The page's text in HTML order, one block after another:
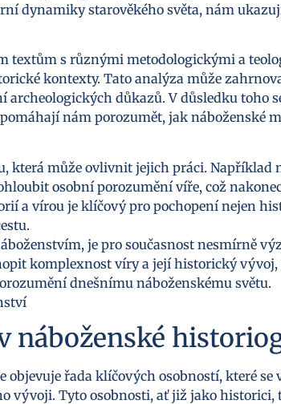
dynamiky starověkého světa, nám
textům s různými metodologickými a
kontexty. Tato analýza může
archeologických důkazů. V důsledku toho
nám porozumět, jak náboženské
která může ovlivnit jejich práci. Například
osobní porozumění víře, což
a vírou je klíčový pro pochopení nejen
je pro současnost nesmírně
komplexnost víry a její historický
dnešnímu náboženskému světu.
náboženské
objevuje řada klíčových osobností, které
vývoji. Tyto osobnosti, ať již jako historici,